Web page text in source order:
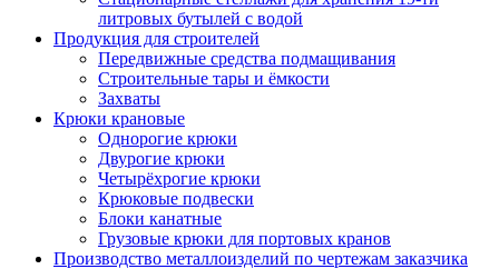
литровых бутылей с водой
Продукция для строителей
Передвижные средства подмащивания
Строительные тары и ёмкости
Захваты
Крюки крановые
Однорогие крюки
Двурогие крюки
Четырёхрогие крюки
Крюковые подвески
Блоки канатные
Грузовые крюки для портовых кранов
Производство металлоизделий по чертежам заказчика